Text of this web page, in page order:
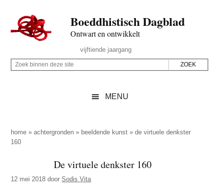
naar
de
inhoud
secondary
naar
de
sidebar
naar
de
Boeddhistisch Dagblad
Ontwart en ontwikkelt
Rechts
vijftiende jaargang
Z
p
d
z
Z
i
n
n
MENU
home »achtergronden » beeldende kunst »de virtuele denkster
160
De virtuele denkster 160
12 mei 2018 doorSodis Vita